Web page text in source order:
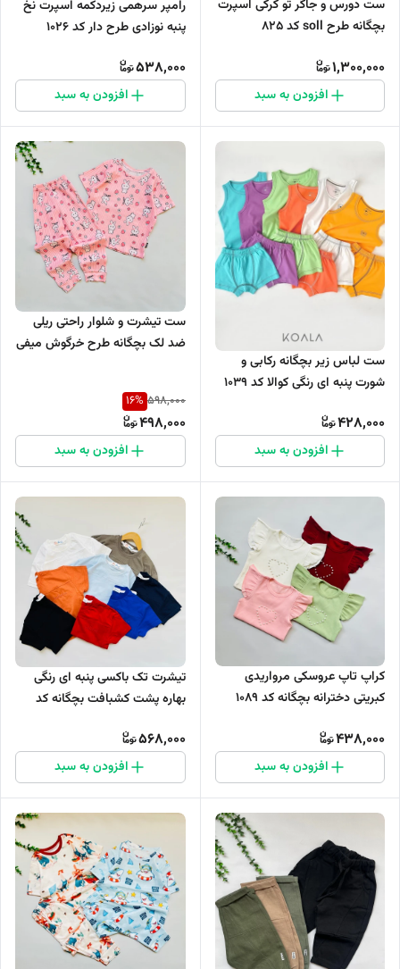
ست دورس و جاگر تو کرکی اسپرت
بچگانه طرح soll کد 825
1,300,000
افزودن به سبد
رامپر سرهمی زیردکمه اسپرت نخ
پنبه نوزادی طرح دار کد 1026
538,000
افزودن به سبد
ست لباس زیر بچگانه رکابی و
شورت پنبه ای رنگی کوالا کد 1039
428,000
افزودن به سبد
ست تیشرت و شلوار راحتی ریلی
ضد لک بچگانه طرح خرگوش میفی
598,000
16%
498,000
افزودن به سبد
کراپ تاپ عروسکی مرواریدی
کبریتی دخترانه بچگانه کد 1089
438,000
افزودن به سبد
تیشرت تک باکسی پنبه ای رنگی
بهاره پشت کشبافت بچگانه کد
568,000
افزودن به سبد